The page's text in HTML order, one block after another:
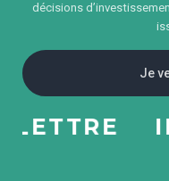
décisions
Je